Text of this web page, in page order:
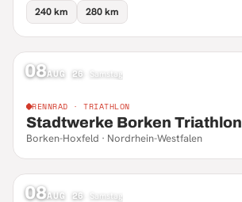
240 km
280 km
08AUG 26 Samstag
RENNRAD · TRIATHLON
Stadtwerke Borken Triathlon
Borken-Hoxfeld · Nordrhein-Westfalen
08AUG 26 Samstag